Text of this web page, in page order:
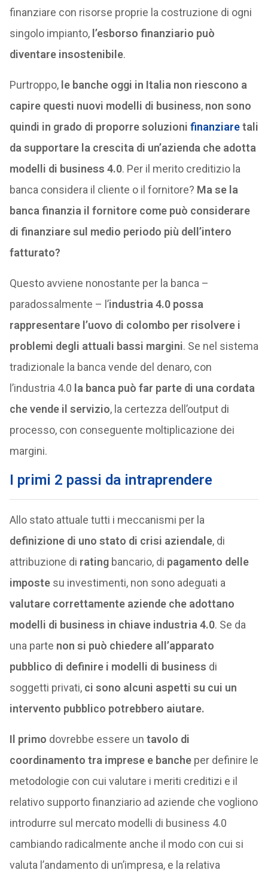
finanziare con risorse proprie la costruzione di ogni
singolo impianto,l’esborso finanziario può
diventare insostenibile.
Purtroppo, le banche oggi in Italia non riescono a
capire questi nuovi modelli di business, non sono
quindi in grado di proporre soluzioni finanziaretali
da supportare la crescita di un’azienda che adotta
modelli di business 4.0. Per il merito creditizio la
banca considera il cliente o il fornitore? Ma se la
banca finanzia il fornitore come può considerare
di finanziare sul medio periodo più dell’intero
fatturato?
Questo avviene nonostante per la banca –
paradossalmente – l’industria 4.0 possa
rappresentare l’uovo di colombo per risolvere i
problemi degli attuali bassi margini. Se nel sistema
tradizionale la banca vende del denaro, con
l’industria 4.0 la banca può far parte di una cordata
che vende il servizio, la certezza dell’output di
processo, con conseguente moltiplicazione dei
margini.
I primi 2 passi da intraprendere
Allo stato attuale tutti i meccanismi per la
definizione di uno stato di crisi aziendale, di
attribuzione di ratingbancario, di pagamento delle
impostesu investimenti, non sono adeguati a
valutare correttamente aziende che adottano
modelli di business in chiave industria 4.0. Se da
una parte non si può chiedere all’apparato
pubblico di definire i modelli di business di
soggetti privati,ci sono alcuni aspetti su cui un
intervento pubblico potrebbero aiutare.
Il primo dovrebbe essere un tavolo di
coordinamento tra imprese e bancheper definire le
metodologie con cui valutare i meriti creditizi e il
relativo supporto finanziario ad aziende che vogliono
introdurre sul mercato modelli di business 4.0
cambiando radicalmente anche il modo con cui si
valuta l’andamento di un’impresa, e la relativa